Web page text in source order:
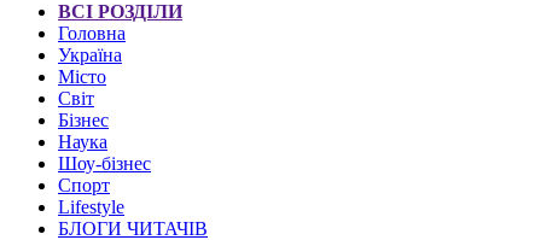
ВСІ РОЗДІЛИ
Головна
Україна
Місто
Світ
Бізнес
Наука
Шоу-бізнес
Спорт
Lifestyle
БЛОГИ ЧИТАЧІВ